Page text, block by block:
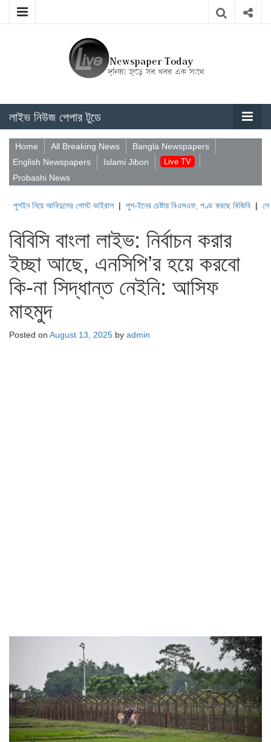
লাইভ নিউজ পেপার টুডে
Home All Breaking News
Bangla Newspapers
English Newspapers
Islami Jibon Live TV
Probashi News
আবিদুলের পোস্ট ভাইরাল| পুশ-ইনের চেষ্টায় বিএসএফ, পণ্ড করছে বিজিবি|লেবাননের
বিবিসি বাংলা লাইভ: নির্বাচন করার
ইচ্ছা আছে, এনসিপি’র হয়ে করবো
কি-না সিদ্ধান্ত নেইনি: আসিফ
মাহমুদ
Posted on August 13, 2025 by admin